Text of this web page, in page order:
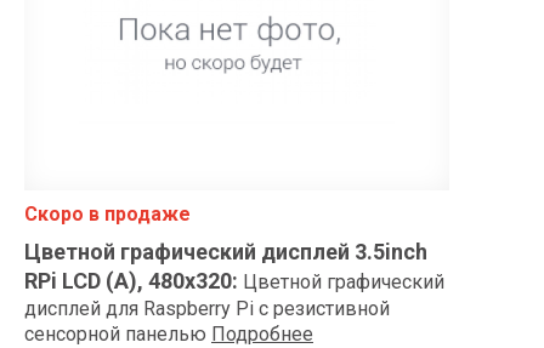
Скоро в продаже
Цветной графический дисплей 3.5inch
RPi LCD (A), 480x320: Цветной графический
дисплей для Raspberry Pi с резистивной
сенсорной панелью Подробнее